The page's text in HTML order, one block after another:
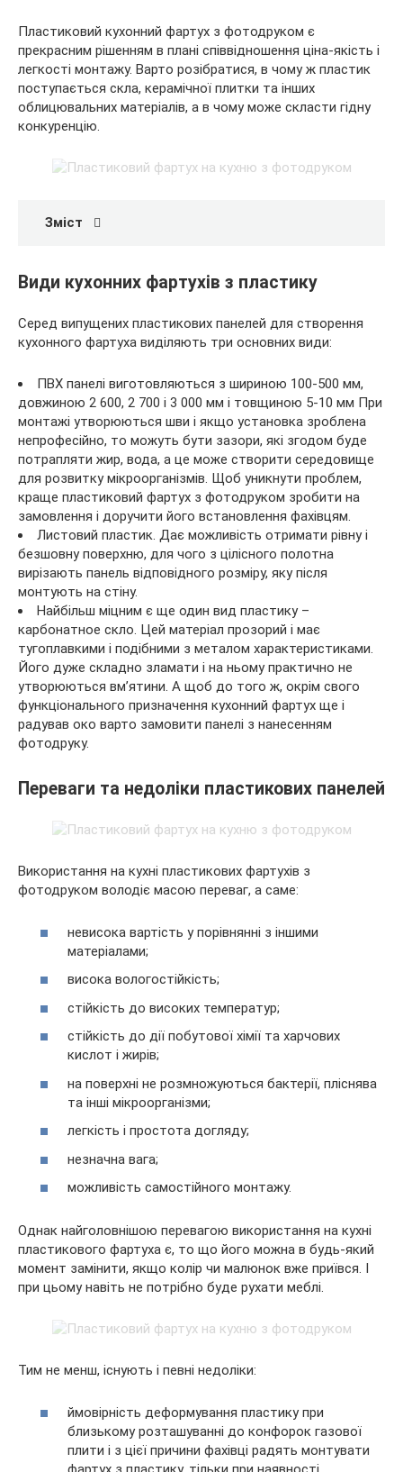
Пластиковий кухонний фартух з фотодруком є
прекрасним рішенням в плані співвідношення ціна-якість і
легкості монтажу. Варто розібратися, в чому ж пластик
поступається скла, керамічної плитки та інших
облицювальних матеріалів, а в чому може скласти гідну
конкуренцію.
Зміст
Види кухонних фартухів з пластику
Серед випущених пластикових панелей для створення
кухонного фартуха виділяють три основних види:
ПВХ панелі виготовляються з шириною 100-500 мм,
довжиною 2 600, 2 700 і 3 000 мм і товщиною 5-10 мм При
монтажі утворюються шви і якщо установка зроблена
непрофесійно, то можуть бути зазори, які згодом буде
потрапляти жир, вода, а це може створити середовище
для розвитку мікроорганізмів. Щоб уникнути проблем,
краще пластиковий фартух з фотодруком зробити на
замовлення і доручити його встановлення фахівцям.
Листовий пластик. Дає можливість отримати рівну і
безшовну поверхню, для чого з цілісного полотна
вирізають панель відповідного розміру, яку після
монтують на стіну.
Найбільш міцним є ще один вид пластику –
карбонатное скло. Цей матеріал прозорий і має
тугоплавкими і подібними з металом характеристиками.
Його дуже складно зламати і на ньому практично не
утворюються вм’ятини. А щоб до того ж, окрім свого
функціонального призначення кухонний фартух ще і
радував око варто замовити панелі з нанесенням
фотодруку.
Переваги та недоліки пластикових панелей
Використання на кухні пластикових фартухів з
фотодруком володіє масою переваг, а саме:
невисока вартість у порівнянні з іншими
матеріалами;
висока вологостійкість;
стійкість до високих температур;
стійкість до дії побутової хімії та харчових
кислот і жирів;
на поверхні не розмножуються бактерії, пліснява
та інші мікроорганізми;
легкість і простота догляду;
незначна вага;
можливість самостійного монтажу.
Однак найголовнішою перевагою використання на кухні
пластикового фартуха є, то що його можна в будь-який
момент замінити, якщо колір чи малюнок вже приївся. І
при цьому навіть не потрібно буде рухати меблі.
Тим не менш, існують і певні недоліки:
ймовірність деформування пластику при
близькому розташуванні до конфорок газової
плити і з цієї причини фахівці радять монтувати